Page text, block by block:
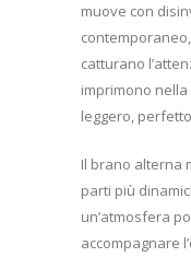
muove con
catturano
imprimono
leggero,
Il brano alterna
parti più
un’atmosfera
accompagnare